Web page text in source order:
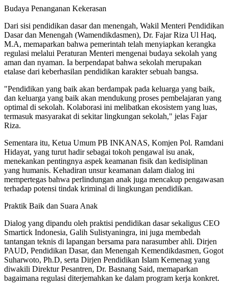
Budaya Penanganan Kekerasan
Dari sisi pendidikan dasar dan menengah, Wakil Menteri Pendidikan
Dasar dan Menengah (Wamendikdasmen), Dr. Fajar Riza Ul Haq,
M.A, memaparkan bahwa pemerintah telah menyiapkan kerangka
regulasi melalui Peraturan Menteri mengenai budaya sekolah yang
aman dan nyaman. Ia berpendapat bahwa sekolah merupakan
etalase dari keberhasilan pendidikan karakter sebuah bangsa.
"Pendidikan yang baik akan berdampak pada keluarga yang baik,
dan keluarga yang baik akan mendukung proses pembelajaran yang
optimal di sekolah. Kolaborasi ini melibatkan ekosistem yang luas,
termasuk masyarakat di sekitar lingkungan sekolah," jelas Fajar
Riza.
Sementara itu, Ketua Umum PB INKANAS, Komjen Pol. Ramdani
Hidayat, yang turut hadir sebagai tokoh pengawal isu anak,
menekankan pentingnya aspek keamanan fisik dan kedisiplinan
yang humanis. Kehadiran unsur keamanan dalam dialog ini
mempertegas bahwa perlindungan anak juga mencakup pengawasan
terhadap potensi tindak kriminal di lingkungan pendidikan.
Praktik Baik dan Suara Anak
Dialog yang dipandu oleh praktisi pendidikan dasar sekaligus CEO
Smartick Indonesia, Galih Sulistyaningra, ini juga membedah
tantangan teknis di lapangan bersama para narasumber ahli. Dirjen
PAUD, Pendidikan Dasar, dan Menengah Kemendikdasmen, Gogot
Suharwoto, Ph.D, serta Dirjen Pendidikan Islam Kemenag yang
diwakili Direktur Pesantren, Dr. Basnang Said, memaparkan
bagaimana regulasi diterjemahkan ke dalam program kerja konkret.